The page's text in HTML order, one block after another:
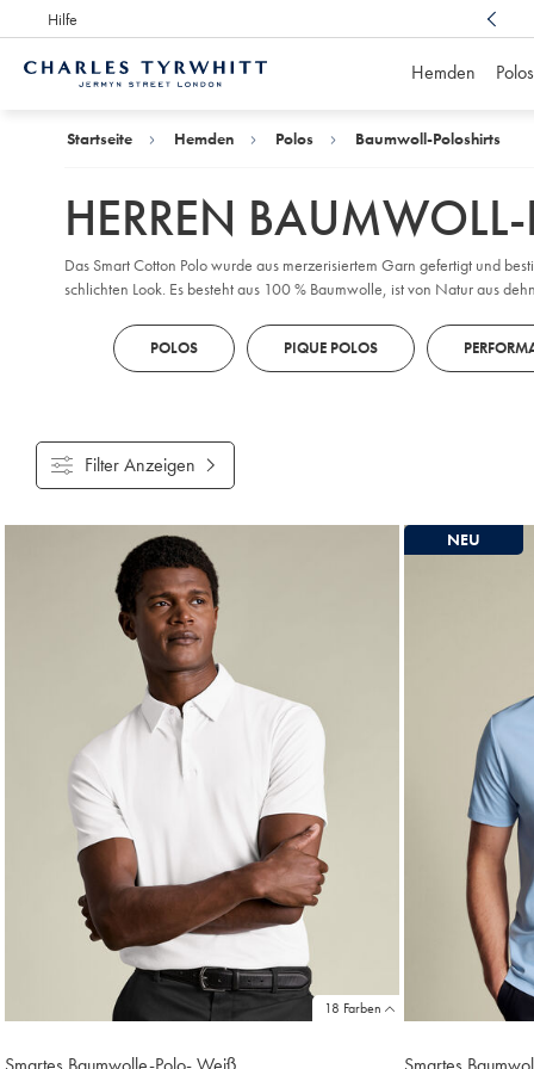
Hilfe
Preisgekrönter Kundenservice,
Hemden Polos
Startseite Hemden Polos Baumwoll-Poloshirts
HERREN
Das Smart Cotton Polo wurde aus merzerisiertem Garn gefertigt und
schlichten Look. Es besteht aus 100 % Baumwolle, ist von Natur aus
POLOS PIQUE POLOS
Filter Anzeigen
18 Farben
NEU